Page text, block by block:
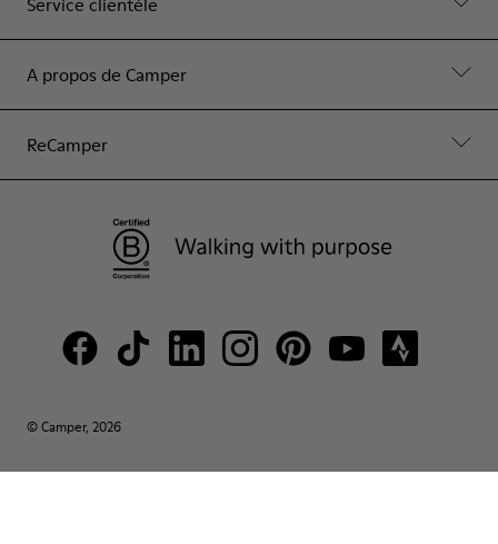
A propos de Camper
ReCamper
© Camper, 2026